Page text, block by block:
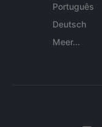
Português
Deutsch
Meer...